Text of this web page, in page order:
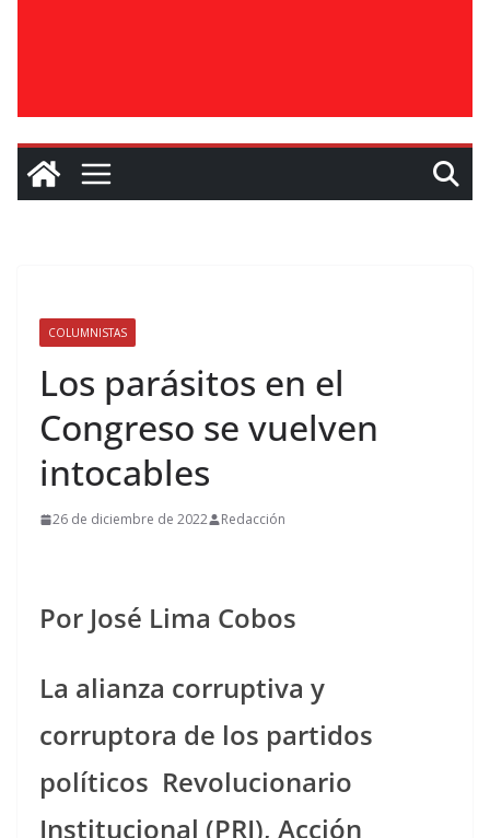
COLUMNISTAS
Los parásitos en el
Congreso se vuelven
intocables
26 de diciembre de 2022 Redacción
Por José Lima Cobos
La alianza corruptiva y
corruptora de los partidos
políticos Revolucionario
Institucional (PRI), Acción